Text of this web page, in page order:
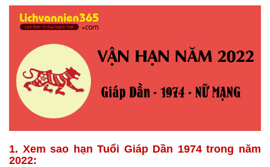
1. Xem sao hạn Tuổi Giáp Dần 1974 trong năm
2022: